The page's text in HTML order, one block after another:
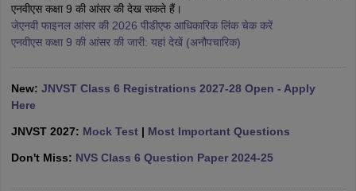
Schools in JaipurSchools in Lucknow
Schools in PunjabSchools in Bihar
Medium Schools in IndiaGujarati Medium Schools in India
Class 12 Question PapersHBSE 12th Question PapersGSEB
GSEB SSC Question Papers
Syllabus for Class 11 Syllabus for Class 12
2026Digital Gujarat Scholarship 2026-27UP Scholarship
एनवीएस कक्षा 9 की आंसर की देख सकते हैं।
जेएनवी फाइनल आंसर की 2026 पीडीएफ आधिकारिक लिंक चेक करें
एनवीएस कक्षा 9 की आंसर की जारी: यहां देखें (अनौपचारिक)
New: JNVST Class 6 Registrations 2027-28 Open - Apply
Here
JNVST 2027: Mock Test| Most Important Questions
Don't Miss: NVS Class 6 Question Paper 2024-25